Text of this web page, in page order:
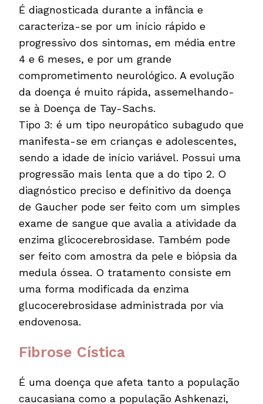
É diagnosticada durante a infância e
caracteriza-se por um início rápido e
progressivo dos sintomas, em média entre
4 e 6 meses, e por um grande
comprometimento neurológico. A evolução
da doença é muito rápida, assemelhando-
se à Doença de Tay-Sachs.
Tipo 3: é um tipo neuropático subagudo que
manifesta-se em crianças e adolescentes,
sendo a idade de início variável. Possui uma
progressão mais lenta que a do tipo 2. O
diagnóstico preciso e definitivo da doença
de Gaucher pode ser feito com um simples
exame de sangue que avalia a atividade da
enzima glicocerebrosidase. Também pode
ser feito com amostra da pele e biópsia da
medula óssea. O tratamento consiste em
uma forma modificada da enzima
glucocerebrosidase administrada por via
endovenosa.
Fibrose Cística
É uma doença que afeta tanto a população
caucasiana como a população Ashkenazi,